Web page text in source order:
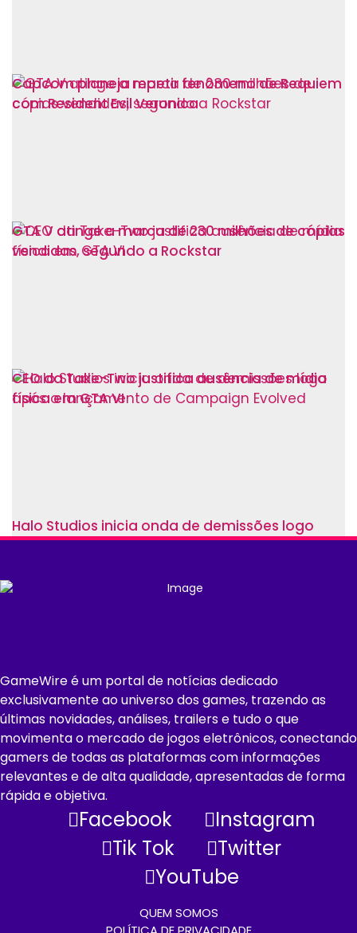
Capcom planeja repetir fenômeno de Requiem
com Resident Evil Veronica
GTA V atinge a marca de 230 milhões de cópias
vendidas, segundo a Rockstar
CEO da Take-Two justifica ausência de mídia
física em GTA VI
Halo Studios inicia onda de demissões logo
após o lançamento de Campaign Evolved
GameWire é um portal de notícias dedicado
exclusivamente ao universo dos games, trazendo as
últimas novidades, análises, trailers e tudo o que
movimenta o mercado de jogos eletrônicos, conectando
gamers de todas as plataformas com informações
relevantes e de alta qualidade, apresentadas de forma
rápida e objetiva.
Facebook
Instagram
Tik Tok
Twitter
YouTube
QUEM SOMOS